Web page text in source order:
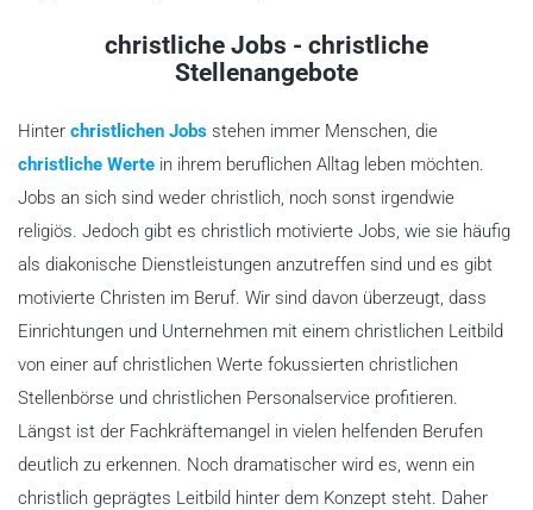
christliche Jobs - christliche
Stellenangebote
Hinter christlichen Jobs stehen immer Menschen, die
christliche Werte in ihrem beruflichen Alltag leben möchten.
Jobs an sich sind weder christlich, noch sonst irgendwie
religiös. Jedoch gibt es christlich motivierte Jobs, wie sie häufig
als diakonische Dienstleistungen anzutreffen sind und es gibt
motivierte Christen im Beruf. Wir sind davon überzeugt, dass
Einrichtungen und Unternehmen mit einem christlichen Leitbild
von einer auf christlichen Werte fokussierten christlichen
Stellenbörse und christlichen Personalservice profitieren.
Längst ist der Fachkräftemangel in vielen helfenden Berufen
deutlich zu erkennen. Noch dramatischer wird es, wenn ein
christlich geprägtes Leitbild hinter dem Konzept steht. Daher